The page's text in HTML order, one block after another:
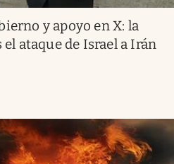
y apoyo en X: la
ataque de Israel a Irán